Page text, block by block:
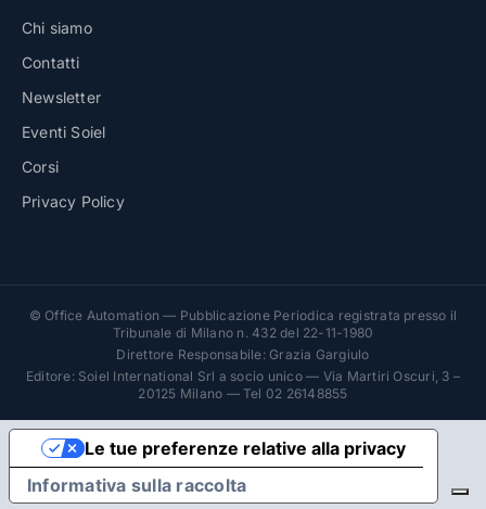
Chi siamo
Contatti
Newsletter
Eventi Soiel
Corsi
Privacy Policy
© Office Automation — Pubblicazione Periodica registrata presso il
Tribunale di Milano n. 432 del 22-11-1980
Direttore Responsabile: Grazia Gargiulo
Editore: Soiel International Srl a socio unico — Via Martiri Oscuri, 3 –
20125 Milano — Tel 02 26148855
Informativa sulla raccolta
Le tue preferenze relative alla privacy